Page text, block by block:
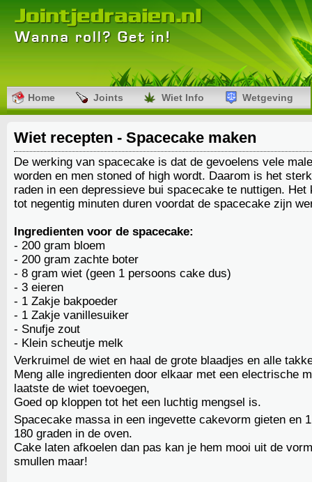
Home Joints Wiet Info Wetgeving
Wiet recepten - Spacecake maken
De werking van spacecake is dat de gevoelens vele
worden en men stoned of high wordt. Daarom is het
raden in een depressieve bui spacecake te nuttigen. Het
tot negentig minuten duren voordat de spacecake zijn
Ingredienten voor de spacecake:
- 200 gram bloem
- 200 gram zachte boter
- 8 gram wiet (geen 1 persoons cake dus)
- 3 eieren
- 1 Zakje bakpoeder
- 1 Zakje vanillesuiker
- Snufje zout
- Klein scheutje melk
Verkruimel de wiet en haal de grote blaadjes en alle
Meng alle ingredienten door elkaar met een electrische
laatste de wiet toevoegen,
Goed op kloppen tot het een luchtig mengsel is.
Spacecake massa in een ingevette cakevorm gieten en
180 graden in de oven.
Cake laten afkoelen dan pas kan je hem mooi uit de
smullen maar!